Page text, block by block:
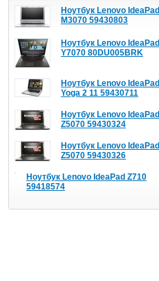
Ноутбук Lenovo IdeaPad
M3070 59430803
Ноутбук Lenovo IdeaPad
Y7070 80DU005BRK
Ноутбук Lenovo IdeaPad
Yoga 2 11 59430711
Ноутбук Lenovo IdeaPad
Z5070 59430324
Ноутбук Lenovo IdeaPad
Z5070 59430326
Ноутбук Lenovo IdeaPad Z710
59418574